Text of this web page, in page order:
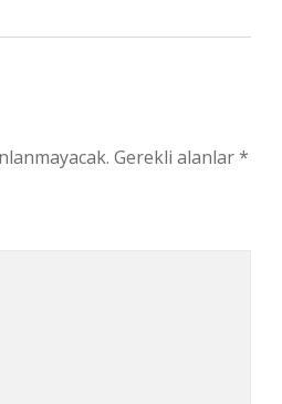
Gerekli alanlar*